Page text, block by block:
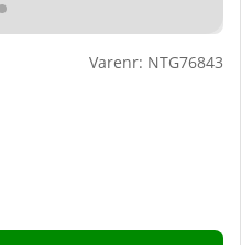
5 Antal vurderinger 1
Varenr: NTG76843